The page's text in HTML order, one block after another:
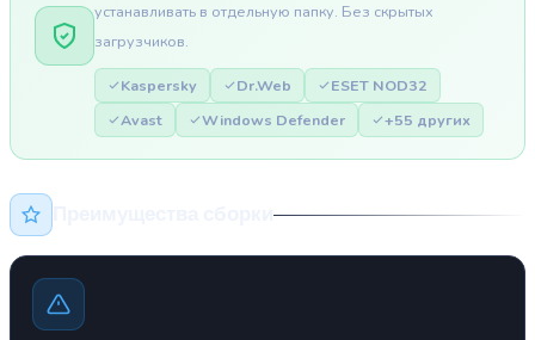
устанавливать в отдельную папку. Без скрытых
загрузчиков.
Kaspersky Dr.Web
ESET NOD32
Avast
Windows Defender +55 других